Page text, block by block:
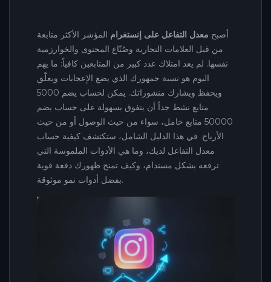
أصبح معدل التفاعل على إنستغرام المؤشر الأكثر متابعة
من قبل العلامات التجارية وصُنّاع المحتوى والخوارزمية
نفسها. لم يعد امتلاك عدد كبير من المتابعين كافياً: ما يهم
اليوم هو نسبة جمهورك الذي يضع الإعجابات ويعلّق
ويحفظ ويشارك منشوراتك. يمكن لحساب يضم 5000
متابع نشط جداً أن يتفوق بسهولة على حساب يضم
50000 متابع خامل، سواء من حيث الوصول أو من حيث
الأرباح. في هذا الدليل الشامل، ستكتشف كيفية حساب
معدل التفاعل لديك، وما هي الأدوات الملموسة التي
ترفعه بشكل مستدام، وكيف تمنح ظهورك دفعة قوية
بفضل أدوات نمو موثوقة.